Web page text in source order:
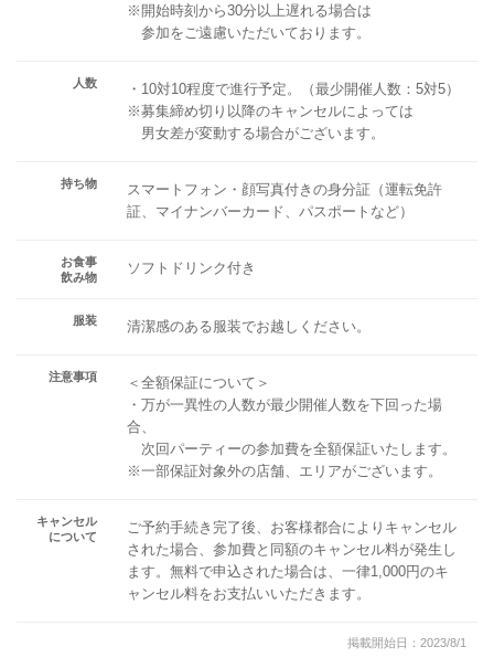
※開始時刻から30分以上遅れる場合は
参加をご遠慮いただいております。
人数
・10対10程度で進行予定。（最少開催人数：5対5）
※募集締め切り以降のキャンセルによっては
男女差が変動する場合がございます。
持ち物
スマートフォン・顔写真付きの身分証（運転免許
証、マイナンバーカード、パスポートなど）
お食事
飲み物
ソフトドリンク付き
服装 清潔感のある服装でお越しください。
注意事項
＜全額保証について＞
・万が一異性の人数が最少開催人数を下回った場
合、
次回パーティーの参加費を全額保証いたします。
※一部保証対象外の店舗、エリアがございます。
キャンセル
について
ご予約手続き完了後、お客様都合によりキャンセル
された場合、参加費と同額のキャンセル料が発生し
ます。無料で申込された場合は、一律1,000円のキ
ャンセル料をお支払いいただきます。
掲載開始日：2023/8/1